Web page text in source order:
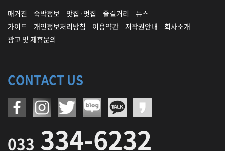
매거진 숙박정보 맛집·멋집 즐길거리
뉴스
가이드
개인정보처리방침 이용약관 저작권안내
회사소개
광고 및 제휴문의
CONTACT US
033 334-6232